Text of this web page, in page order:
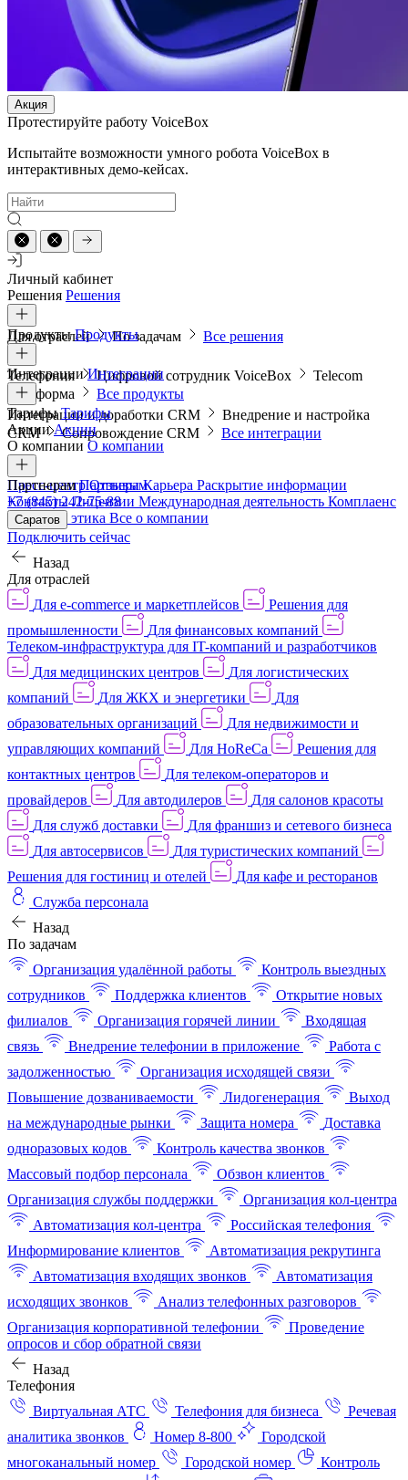
Акция
Протестируйте работу VoiceBox
Испытайте возможности умного робота VoiceBox в
интерактивных демо-кейсах.
Личный кабинет
Решения Решения
Для отраслей По задачам Все решения
ПродуктыПродукты
Телефония Цифровой сотрудник VoiceBox
Telecom
платформа
Все продукты
ИнтеграцииИнтеграции
Интеграции и доработки CRM
Внедрение и настройка
CRM
Сопровождение CRM Все интеграции
ТарифыТарифы
АкцииАкции
О компании О компании
Пресс-центрОтзывыКарьера Раскрытие информации
КонтактыЛицензии Международная деятельность Комплаенс
и деловая этика Все о компании
ПартнерамПартнерам
+7 (845) 242-75-88
Саратов
Подключить сейчас
Назад
Для отраслей
Для e-commerce и маркетплейсов
Решения для
промышленности
Для финансовых компаний
Телеком-инфраструктура для IT-компаний и разработчиков
Для медицинских центров
Для логистических
компаний
Для ЖКХ и энергетики
Для
образовательных организаций
Для недвижимости и
управляющих компаний
Для HoReCa
Решения для
контактных центров
Для телеком-операторов и
провайдеров
Для автодилеров
Для салонов красоты
Для служб доставки
Для франшиз и сетевого бизнеса
Для автосервисов
Для туристических компаний
Решения для гостиниц и отелей
Для кафе и ресторанов
Служба персонала
Назад
По задачам
Организация удалённой работы
Контроль выездных
сотрудников
Поддержка клиентов
Открытие новых
филиалов
Организация горячей линии
Входящая
связь
Внедрение телефонии в приложение
Работа с
задолженностью
Организация исходящей связи
Повышение дозваниваемости
Лидогенерация
Выход
на международные рынки
Защита номера
Доставка
одноразовых кодов
Контроль качества звонков
Массовый подбор персонала
Обзвон клиентов
Организация службы поддержки
Организация кол-центра
Автоматизация кол-центра
Российская телефония
Информирование клиентов
Автоматизация рекрутинга
Автоматизация входящих звонков
Автоматизация
исходящих звонков
Анализ телефонных разговоров
Организация корпоративной телефонии
Проведение
опросов и сбор обратной связи
Назад
Телефония
Виртуальная АТС
Телефония для бизнеса
Речевая
аналитика звонков
Номер 8-800
Городской
многоканальный номер
Городской номер
Контроль